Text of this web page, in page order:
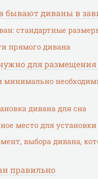
бывают диваны в
стандартные
прямого дивана
для размещения
минимально
дивана для сна
место для установки
выбора дивана,
правильно